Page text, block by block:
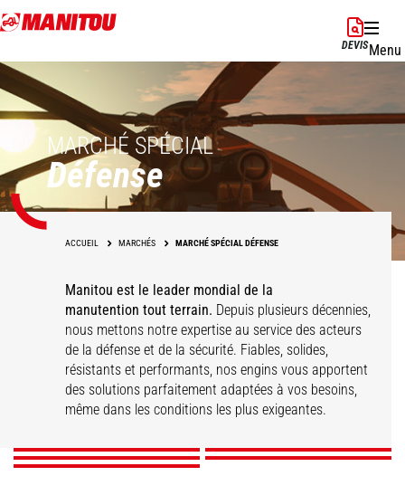
Aller
au
principal
DEVISMenu
MARCHÉ SPÉCIAL
Défense
ACCUEIL MARCHÉS MARCHÉ SPÉCIAL DÉFENSE
Manitou est le leader mondial de la
manutention tout terrain. Depuis plusieurs décennies,
nous mettons notre expertise au service des acteurs
de la défense et de la sécurité. Fiables, solides,
résistants et performants, nos engins vous apportent
des solutions parfaitement adaptées à vos besoins,
même dans les conditions les plus exigeantes.
Logistique lourde
Maintenance
aéronautique
Construction &
maintenance
DÉCOUVRIR
Logistique légère &
moyenne
DÉCOUVRIR
Protection & sécurité
civile
DÉCOUVRIR